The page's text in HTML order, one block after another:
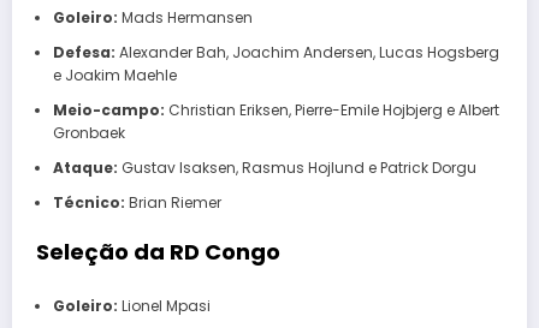
Goleiro: Mads Hermansen
Defesa: Alexander Bah, Joachim Andersen, Lucas Hogsberg
e Joakim Maehle
Meio-campo: Christian Eriksen, Pierre-Emile Hojbjerg e Albert
Gronbaek
Ataque: Gustav Isaksen, Rasmus Hojlund e Patrick Dorgu
Técnico: Brian Riemer
Seleção da RD Congo
Goleiro: Lionel Mpasi